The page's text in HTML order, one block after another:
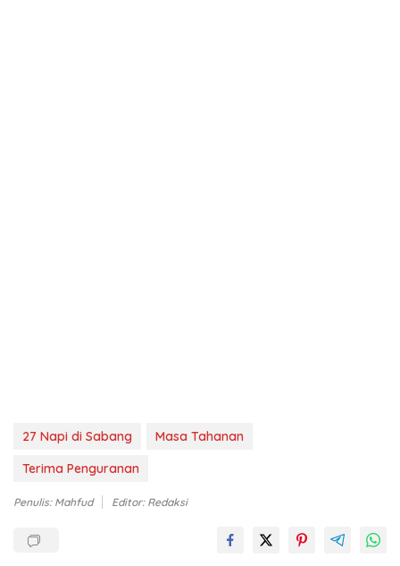
27 Napi di Sabang
Masa Tahanan
Terima Penguranan
Penulis: Mahfud Editor: Redaksi